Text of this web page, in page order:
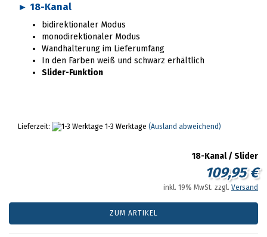
► 18-Kanal
bidirektionaler Modus
monodirektionaler Modus
Wandhalterung im Lieferumfang
In den Farben weiß und schwarz erhältlich
Slider-Funktion
Lieferzeit: 1-3 Werktage (Ausland abweichend)
18-Kanal / Slider
109,95 €
inkl. 19% MwSt. zzgl. Versand
ZUM ARTIKEL